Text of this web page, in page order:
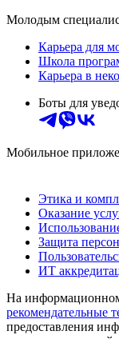
Молодым
Карьера для
Школа
Карьера в
Боты для
Мобильное
Этика и
Оказание
Защита
ИТ
На
рекомендательные
предоставления